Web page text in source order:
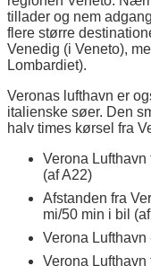
tillader og nem
flere større
Venedig (i Veneto),
Lombardiet).
Veronas lufthavn er
italienske søer. Den
halv times kørsel fra
Verona Lufthavn
(af A22)
Afstanden fra
mi/50 min i bil
Verona Lufthavn
Verona Lufthavn